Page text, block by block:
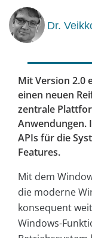
Dr.
Mit Version 2.0
einen neuen
zentrale
Anwendungen.
APIs für die
Features.
Mit dem
die moderne
konsequent
Windows-